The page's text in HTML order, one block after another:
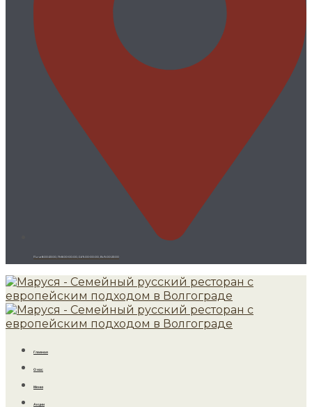
Пн-чт 8:00-23:00, Пт 8:00-00:00, Сб 9:00-00:00, Вс 9:00-23:00
Главная
О нас
Меню
Акции